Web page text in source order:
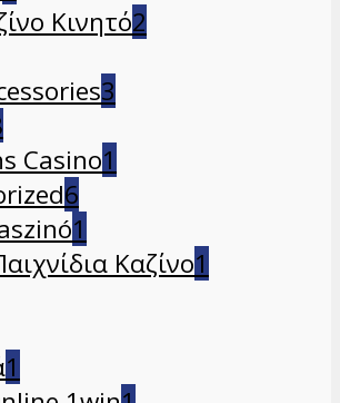
Κινητό2
3
Casino1
6
1
Καζίνο1
1